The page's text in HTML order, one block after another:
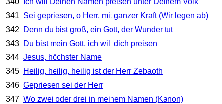
340
Ich will Deinen Namen preisen unter Deinem Volk
341 Sei gepriesen, o Herr, mit ganzer Kraft (Wir legen ab)
342
Denn du bist groß, ein Gott, der Wunder tut
343 Du bist mein Gott, ich will dich preisen
344 Jesus, höchster Name
345 Heilig, heilig, heilig ist der Herr Zebaoth
346 Gepriesen sei der Herr
347 Wo zwei oder drei in meinem Namen (Kanon)